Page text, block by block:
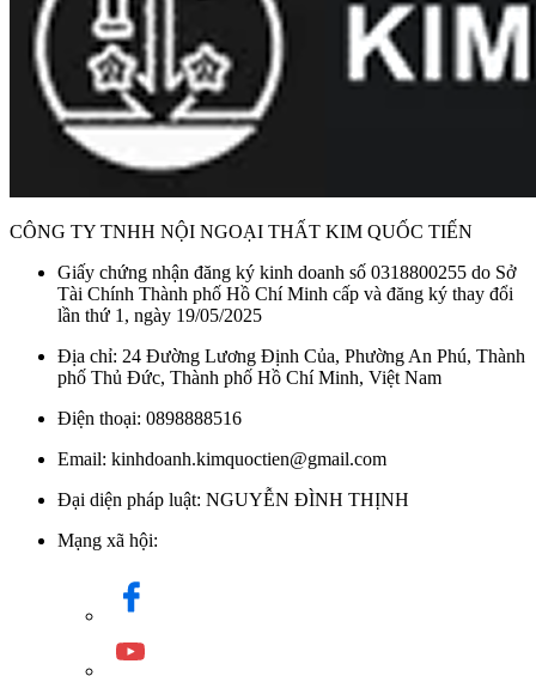
CÔNG TY TNHH NỘI NGOẠI THẤT KIM QUỐC TIẾN
Giấy chứng nhận đăng ký kinh doanh số 0318800255 do Sở
Tài Chính Thành phố Hồ Chí Minh cấp và đăng ký thay đổi
lần thứ 1, ngày 19/05/2025
Địa chỉ: 24 Đường Lương Định Của, Phường An Phú, Thành
phố Thủ Đức, Thành phố Hồ Chí Minh, Việt Nam
Điện thoại: 0898888516
Email: kinhdoanh.kimquoctien@gmail.com
Đại diện pháp luật: NGUYỄN ĐÌNH THỊNH
Mạng xã hội: